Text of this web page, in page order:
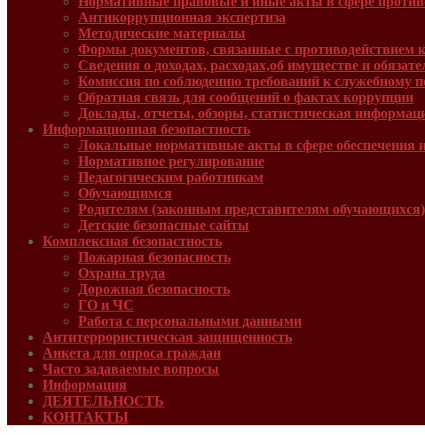
Антикоррупционная экспертиза
Методические материалы
Формы документов, связанные с противодействием
Сведения о доходах, расходах,об имуществе и
Комиссия по соблюдению требований к служебному
Обратная связь для сообщений о фактах коррупции
Доклады, отчеты, обзоры, статистическая
Информационная безопастность
Локальные нормативные акты в сфере обеспечения
Нормативное регулирование
Педагогическим работникам
Обучающимся
Родителям (законным представителям обучающихся)
Детские безопасные сайты
Комплексная безопастность
Пожарная безопасность
Охрана труда
Дорожная безопасность
ГО и ЧС
Работа с персональными данными
Антитеррористическая защищенность
Анкета для опроса граждан
Часто задаваемые вопросы
Информация
ДЕЯТЕЛЬНОСТЬ
КОНТАКТЫ